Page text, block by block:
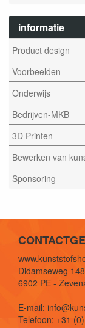
informatie
Product design
Voorbeelden
Onderwijs
Bedrijven-MKB
3D Printen
Bewerken van
Sponsoring
Didamseweg 148
6902 PE -
E-mail:
Telefoon: +31